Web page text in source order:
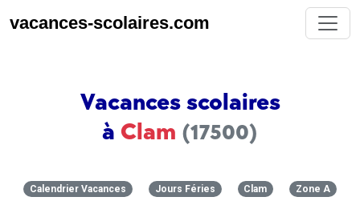
vacances-scolaires.com
Vacances scolaires
à Clam (17500)
Calendrier Vacances Jours Féries Clam Zone A